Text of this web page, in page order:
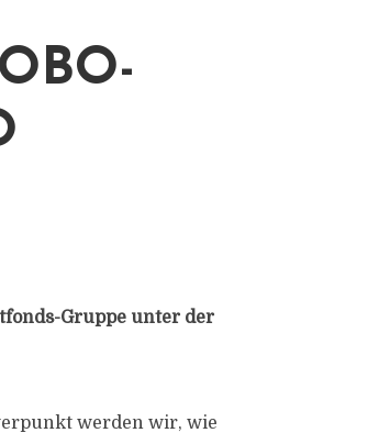
Gruppe unter der
werden wir, wie